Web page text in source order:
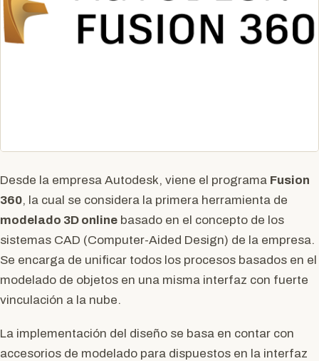
Desde la empresa Autodesk, viene el programa Fusion
360, la cual se considera la primera herramienta de
modelado 3D online basado en el concepto de los
sistemas CAD (Computer-Aided Design) de la empresa.
Se encarga de unificar todos los procesos basados en el
modelado de objetos en una misma interfaz con fuerte
vinculación a la nube.
La implementación del diseño se basa en contar con
accesorios de modelado para dispuestos en la interfaz